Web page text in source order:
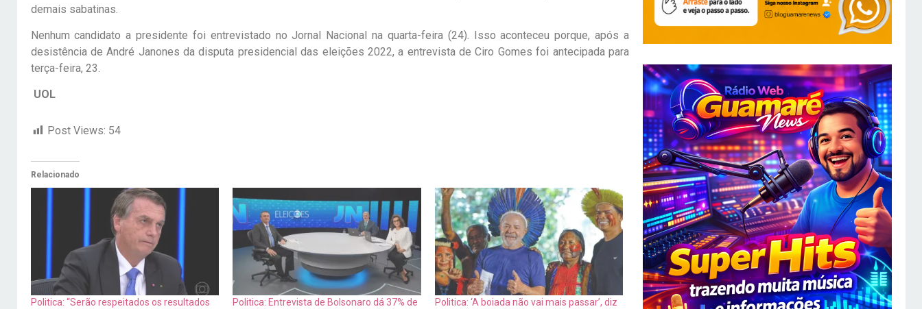
demais sabatinas.
Nenhum candidato a presidente foi entrevistado no Jornal Nacional na quarta-feira (24). Isso aconteceu porque, após a
desistência de André Janones da disputa presidencial das eleições 2022, a entrevista de Ciro Gomes foi antecipada para
terça-feira, 23.
UOL
Post Views: 54
Relacionado
Politica: “Serão respeitados os resultados
Politica: Entrevista de Bolsonaro dá 37% de
Politica: ‘A boiada não vai mais passar’, diz